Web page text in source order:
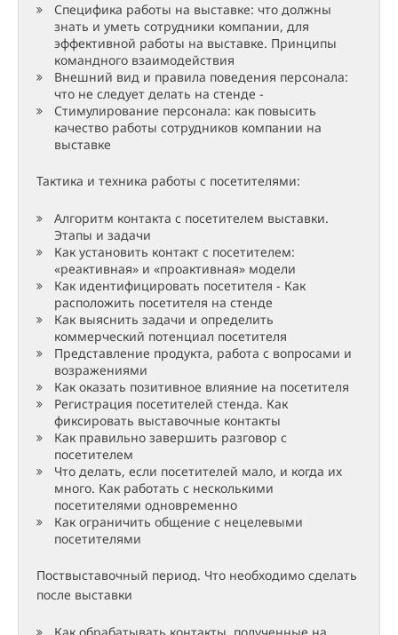
Специфика работы на выставке: что должны
знать и уметь сотрудники компании, для
эффективной работы на выставке. Принципы
командного взаимодействия
Внешний вид и правила поведения персонала:
что не следует делать на стенде -
Стимулирование персонала: как повысить
качество работы сотрудников компании на
выставке
Тактика и техника работы с посетителями:
Алгоритм контакта с посетителем выставки.
Этапы и задачи
Как установить контакт с посетителем:
«реактивная» и «проактивная» модели
Как идентифицировать посетителя - Как
расположить посетителя на стенде
Как выяснить задачи и определить
коммерческий потенциал посетителя
Представление продукта, работа с вопросами и
возражениями
Как оказать позитивное влияние на посетителя
Регистрация посетителей стенда. Как
фиксировать выставочные контакты
Как правильно завершить разговор с
посетителем
Что делать, если посетителей мало, и когда их
много. Как работать с несколькими
посетителями одновременно
Как ограничить общение с нецелевыми
посетителями
Поствыставочный период. Что необходимо сделать
после выставки